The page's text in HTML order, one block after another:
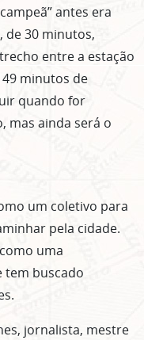
antes era
de 30 minutos,
entre a estação
minutos de
quando for
mas ainda será o
um coletivo para
pela cidade.
uma
tem buscado
jornalista, mestre